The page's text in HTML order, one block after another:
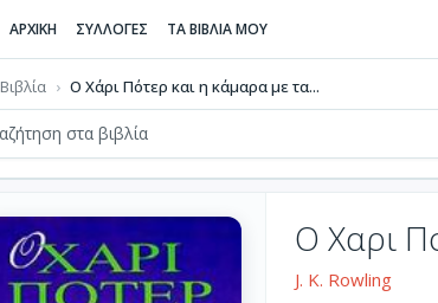
ΑΡΧΙΚΗ ΣΥΛΛΟΓΕΣ ΤΑ ΒΙΒΛΙΑ ΜΟΥ
Βιβλία Ο Χάρι Πότερ και η κάμαρα με τα...
Ο Χαρι
J. K. Rowling